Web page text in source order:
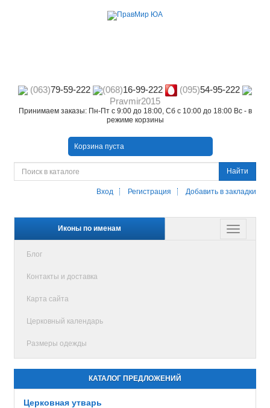
(063)79-59-222 (068)16-99-222 (095)54-95-222
Pravmir2015
Принимаем заказы: Пн-Пт с 9:00 до 18:00, Сб с 10:00 до 18:00 Вс - в
режиме корзины
Корзина пуста
Найти
Вход Регистрация Добавить в закладки
Иконы по именам
Блог
Контакты и доставка
Карта сайта
Церковный календарь
Размеры одежды
КАТАЛОГ ПРЕДЛОЖЕНИЙ
Церковная утварь